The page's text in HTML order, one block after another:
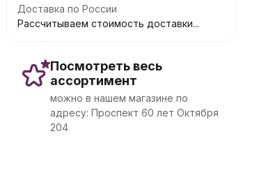
Доставка по России
Рассчитываем стоимость доставки...
Посмотреть весь
ассортимент
можно в нашем магазине по
адресу: Проспект 60 лет Октября
204